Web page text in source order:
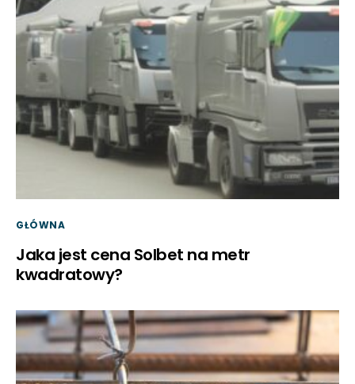
GŁÓWNA
Jaka jest cena Solbet na metr
kwadratowy?